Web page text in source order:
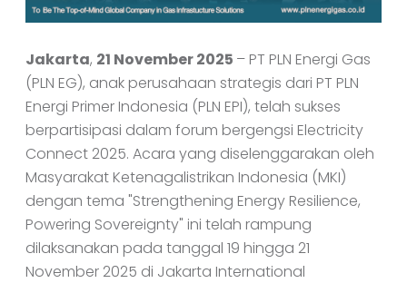
Jakarta, 21 November 2025 – PT PLN Energi Gas
(PLN EG), anak perusahaan strategis dari PT PLN
Energi Primer Indonesia (PLN EPI), telah sukses
berpartisipasi dalam forum bergengsi Electricity
Connect 2025. Acara yang diselenggarakan oleh
Masyarakat Ketenagalistrikan Indonesia (MKI)
dengan tema "Strengthening Energy Resilience,
Powering Sovereignty" ini telah rampung
dilaksanakan pada tanggal 19 hingga 21
November 2025 di Jakarta International